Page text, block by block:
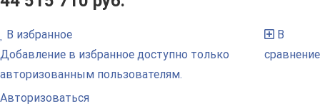
В избранное
Добавление в избранное доступно только
авторизованным пользователям.
Авторизоваться
В
сравнение